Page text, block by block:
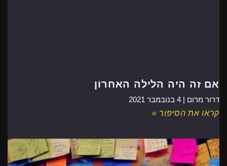
אם זה היה הלילה האחרון
דרור מרום | 4 בנובמבר 2021
קראו את הסיפור »